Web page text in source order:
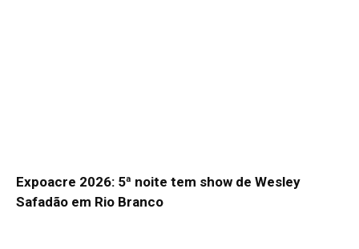
Expoacre 2026: 5ª noite tem show de Wesley
Safadão em Rio Branco